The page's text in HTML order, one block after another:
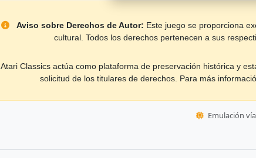
Aviso sobre Derechos de Autor: Este juego se proporciona
cultural. Todos los derechos pertenecen a sus
Atari Classics actúa como plataforma de preservación histórica y
solicitud de los titulares de derechos. Para más
Emulación vía